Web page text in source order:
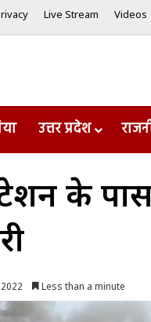
Live Stream Videos
उत्तर प्रदेश
स्टेशन के
Less than a minute